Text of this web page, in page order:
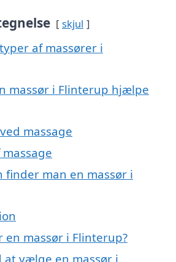
skjul
af massører i
massør i Flinterup hjælpe
massage
finder man en massør i
en massør i Flinterup?
at vælge en massør i